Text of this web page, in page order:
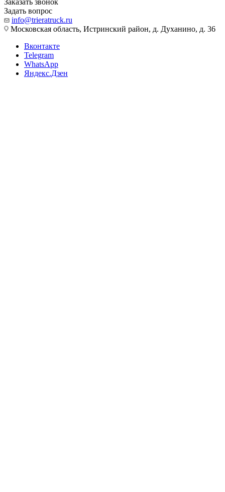
Заказать звонок
Задать вопрос
info@trieratruck.ru
Московская область, Истринский район, д. Духанино, д. 36
Вконтакте
Telegram
WhatsApp
Яндекс.Дзен